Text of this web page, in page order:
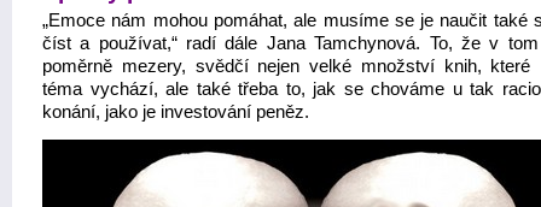
„Emoce nám mohou pomáhat, ale musíme se je naučit také
číst a používat,“ radí dále Jana Tamchynová. To, že v
poměrně mezery, svědčí nejen velké množství knih, které
téma vychází, ale také třeba to, jak se chováme u tak
konání, jako je investování peněz.